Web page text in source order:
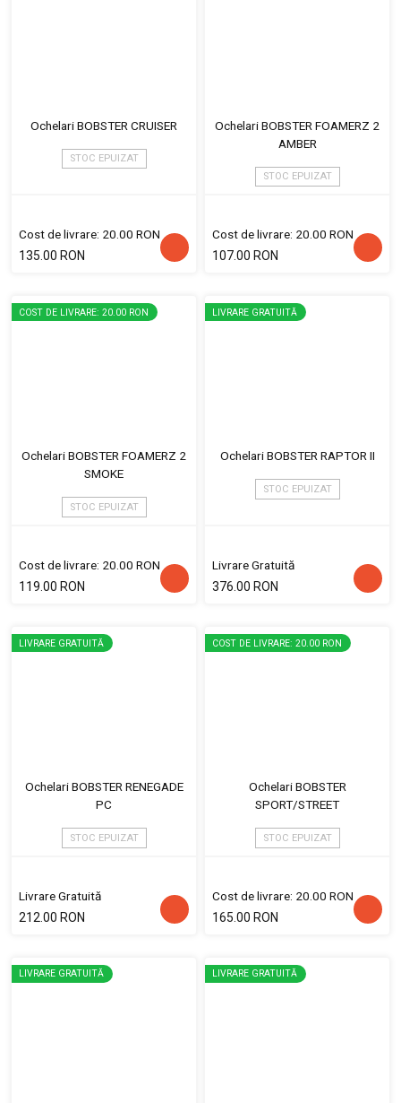
Ochelari BOBSTER CRUISER
STOC EPUIZAT
Cost de livrare: 20.00 RON
135.00 RON
Ochelari BOBSTER FOAMERZ 2
AMBER
STOC EPUIZAT
Cost de livrare: 20.00 RON
107.00 RON
COST DE LIVRARE: 20.00 RON
Ochelari BOBSTER FOAMERZ 2
SMOKE
STOC EPUIZAT
Cost de livrare: 20.00 RON
119.00 RON
LIVRARE GRATUITĂ
Ochelari BOBSTER RAPTOR II
STOC EPUIZAT
Livrare Gratuită
376.00 RON
LIVRARE GRATUITĂ
Ochelari BOBSTER RENEGADE
PC
STOC EPUIZAT
Livrare Gratuită
212.00 RON
COST DE LIVRARE: 20.00 RON
Ochelari BOBSTER
SPORT/STREET
STOC EPUIZAT
Cost de livrare: 20.00 RON
165.00 RON
LIVRARE GRATUITĂ LIVRARE GRATUITĂ